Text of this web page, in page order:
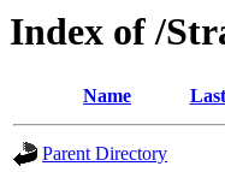
Index of /
Name
Parent Directory